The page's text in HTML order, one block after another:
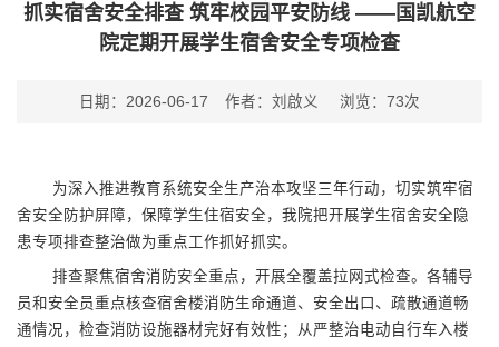
抓实宿舍安全排查 筑牢校园平安防线 ——国凯航空
院定期开展学生宿舍安全专项检查
日期：2026-06-17 作者：刘啟义 浏览： 73次
为深入推进教育系统安全生产治本攻坚三年行动，切实筑牢宿
舍安全防护屏障，保障学生住宿安全，我院把开展学生宿舍安全隐
患专项排查整治做为重点工作抓好抓实。
排查聚焦宿舍消防安全重点，开展全覆盖拉网式检查。 各辅导
员和安全 员重点核查宿舍楼消防生命通道、安全出口、疏散通道畅
通情况，检查消防设施器材完好有效性；从严整治电动自行车入楼